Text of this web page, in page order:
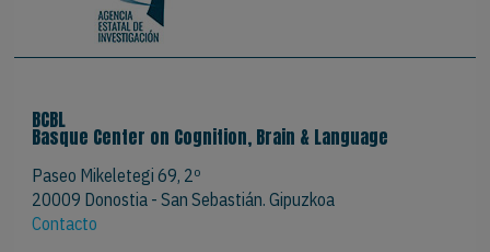
BCBL
Basque Center on Cognition, Brain & Language
Paseo Mikeletegi 69, 2º
20009 Donostia - San Sebastián. Gipuzkoa
Contacto